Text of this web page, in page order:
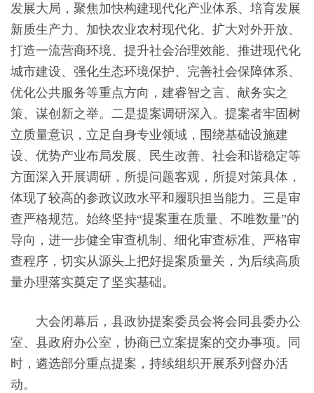
发展大局，聚焦加快构建现代化产业体系、培育发展
新质生产力、加快农业农村现代化、扩大对外开放、
打造一流营商环境、提升社会治理效能、推进现代化
城市建设、强化生态环境保护、完善社会保障体系、
优化公共服务等重点方向，建睿智之言、献务实之
策、谋创新之举。二是提案调研深入。提案者牢固树
立质量意识，立足自身专业领域，围绕基础设施建
设、优势产业布局发展、民生改善、社会和谐稳定等
方面深入开展调研，所提问题客观，所提对策具体，
体现了较高的参政议政水平和履职担当能力。三是审
查严格规范。始终坚持“提案重在质量、不唯数量”的
导向，进一步健全审查机制、细化审查标准、严格审
查程序，切实从源头上把好提案质量关，为后续高质
量办理落实奠定了坚实基础。
大会闭幕后，县政协提案委员会将会同县委办公
室、县政府办公室，协商已立案提案的交办事项。同
时，遴选部分重点提案，持续组织开展系列督办活
动。